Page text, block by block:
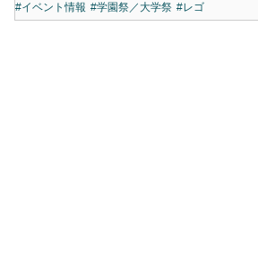
#イベント情報 #学園祭／大学祭 #レゴ